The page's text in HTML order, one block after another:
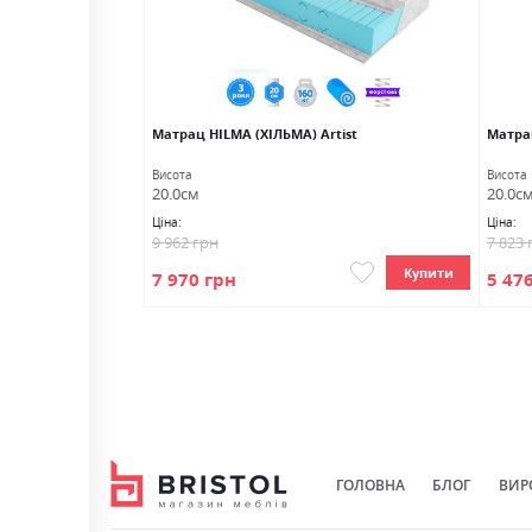
Матрац HILMA (ХІЛЬМА) Artist
Висота
20.0см
Ціна:
7 970 грн
9 962 грн
Купити
Висота
20.0см
Ціна:
5
7 823
ГОЛОВНА БЛОГ